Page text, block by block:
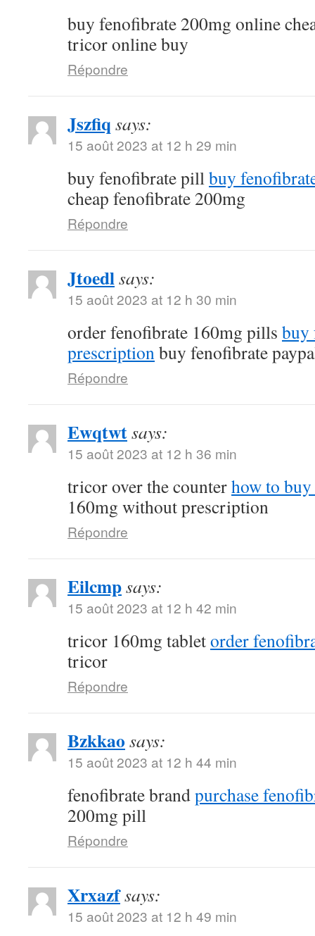
buy fenofibrate 200mg online
tricor online buy
Répondre
Jszfiq says:
15 août 2023 at 12 h 29 min
buy fenofibrate pillbuy
cheap fenofibrate 200mg
Répondre
Jtoedlsays:
15 août 2023 at 12 h 30 min
order fenofibrate 160mg pills buy
prescriptionbuy fenofibrate
Répondre
Ewqtwtsays:
15 août 2023 at 12 h 36 min
tricor over the counterhow to
160mg without prescription
Répondre
Eilcmpsays:
15 août 2023 at 12 h 42 min
tricor 160mg tabletorder
tricor
Répondre
Bzkkao says:
15 août 2023 at 12 h 44 min
fenofibrate brandpurchase
200mg pill
Répondre
Xrxazfsays:
15 août 2023 at 12 h 49 min